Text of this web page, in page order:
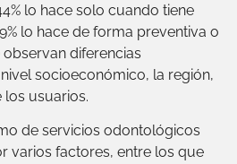
lo hace solo cuando tiene
lo hace de forma preventiva o
diferencias
socioeconómico, la región,
los usuarios.
de servicios odontológicos
varios factores, entre los que